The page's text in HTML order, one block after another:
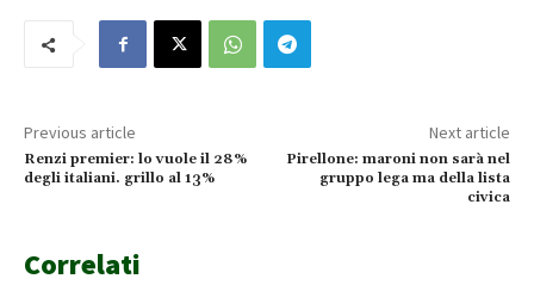
Previous article
Renzi premier: lo vuole il 28%
degli italiani. grillo al 13%
Next article
Pirellone: maroni non sarà nel
gruppo lega ma della lista
civica
Correlati